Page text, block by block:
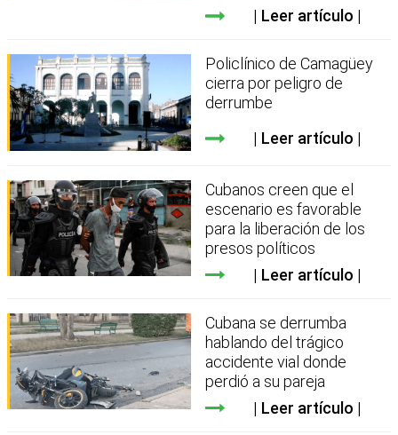
Leer artículo
Policlínico de Camagüey
cierra por peligro de
derrumbe
Leer artículo
Cubanos creen que el
escenario es favorable
para la liberación de los
presos políticos
Leer artículo
Cubana se derrumba
hablando del trágico
accidente vial donde
perdió a su pareja
Leer artículo